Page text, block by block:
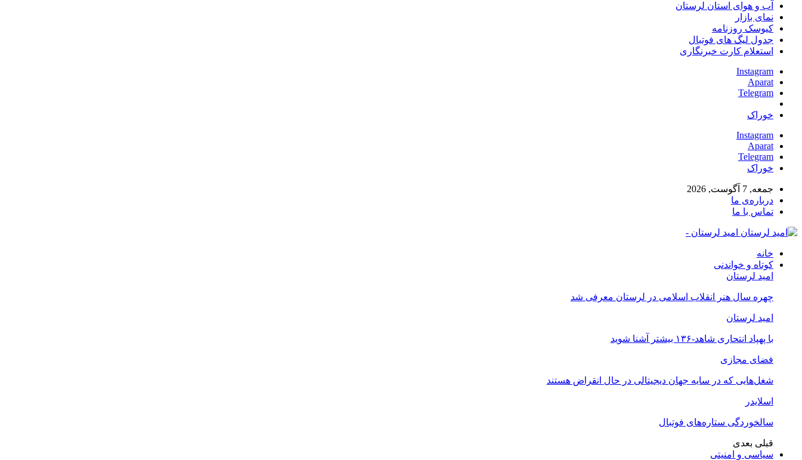
آب و هوای استان لرستان
نمای بازار
کیوسک روزنامه
جدول لیگ های فوتبال
استعلام کارت خبرنگاری
Instagram
Aparat
Telegram
خوراک
Instagram
Aparat
Telegram
خوراک
جمعه, 7 آگوست, 2026
درباره‌ی ما
تماس با ما
امید لرستان -
خانه
کوتاه و خواندنی
امید لرستان
چهره سال هنر انقلاب اسلامی در لرستان معرفی شد
امید لرستان
با پهپاد انتحاری شاهد-۱۳۶ بیشتر آشنا شوید
فضای مجازی
شغل‌‌هایی که در سایه جهان دیجیتالی در حال انقراض هستند
اسلایدر
سالخوردگی ستاره‌های فوتبال
قبلی بعدی
سیاسی و امنیتی